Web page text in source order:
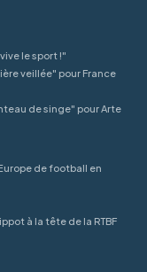
le sport !"
veillée" pour France
de singe" pour Arte
de football en
à la tête de la RTBF